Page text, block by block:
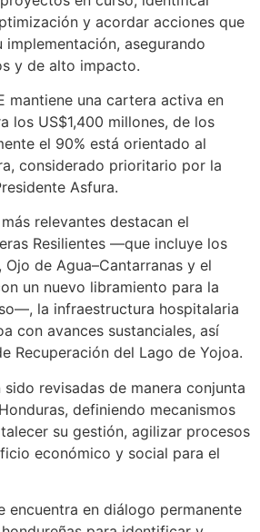
y acordar acciones que
implementación, asegurando
y de alto impacto.
mantiene una cartera activa en
los US$1,400 millones, de los
el 90% está orientado al
considerado prioritario por la
Asfura.
relevantes destacan el
Resilientes —que incluye los
de Agua–Cantarranas y el
un nuevo libramiento para la
la infraestructura hospitalaria
con avances sustanciales, así
Recuperación del Lago de Yojoa.
revisadas de manera conjunta
definiendo mecanismos
su gestión, agilizar procesos
económico y social para el
encuentra en diálogo permanente